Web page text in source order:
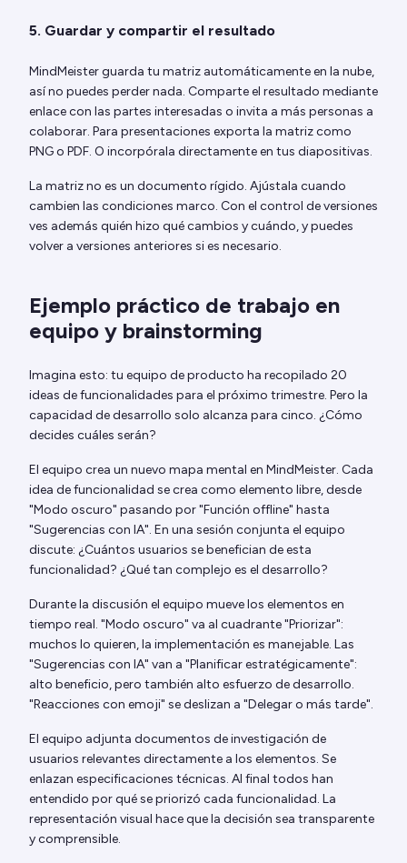
5. Guardar y compartir el resultado
MindMeister guarda tu matriz automáticamente en la nube,
así no puedes perder nada. Comparte el resultado mediante
enlace con las partes interesadas o invita a más personas a
colaborar. Para presentaciones exporta la matriz como
PNG o PDF. O incorpórala directamente en tus diapositivas.
La matriz no es un documento rígido. Ajústala cuando
cambien las condiciones marco. Con el control de versiones
ves además quién hizo qué cambios y cuándo, y puedes
volver a versiones anteriores si es necesario.
Ejemplo práctico de trabajo en
equipo y brainstorming
Imagina esto: tu equipo de producto ha recopilado 20
ideas de funcionalidades para el próximo trimestre. Pero la
capacidad de desarrollo solo alcanza para cinco. ¿Cómo
decides cuáles serán?
El equipo crea un nuevo mapa mental en MindMeister. Cada
idea de funcionalidad se crea como elemento libre, desde
"Modo oscuro" pasando por "Función offline" hasta
"Sugerencias con IA". En una sesión conjunta el equipo
discute: ¿Cuántos usuarios se benefician de esta
funcionalidad? ¿Qué tan complejo es el desarrollo?
Durante la discusión el equipo mueve los elementos en
tiempo real. "Modo oscuro" va al cuadrante "Priorizar":
muchos lo quieren, la implementación es manejable. Las
"Sugerencias con IA" van a "Planificar estratégicamente":
alto beneficio, pero también alto esfuerzo de desarrollo.
"Reacciones con emoji" se deslizan a "Delegar o más tarde".
El equipo adjunta documentos de investigación de
usuarios relevantes directamente a los elementos. Se
enlazan especificaciones técnicas. Al final todos han
entendido por qué se priorizó cada funcionalidad. La
representación visual hace que la decisión sea transparente
y comprensible.